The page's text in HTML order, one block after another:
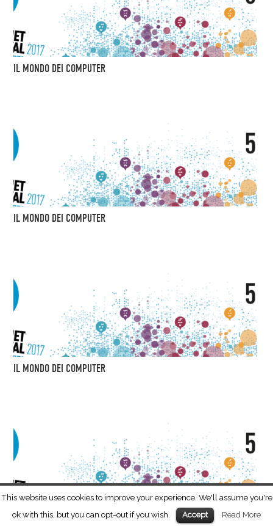
IL MONDO DEI COMPUTER
IL MONDO DEI COMPUTER
IL MONDO DEI COMPUTER
IL MONDO DEI COMPUTER
This website uses cookies to improve your experience. We'll assume you're
ok with this, but you can opt-out if you wish.
Accept Read More